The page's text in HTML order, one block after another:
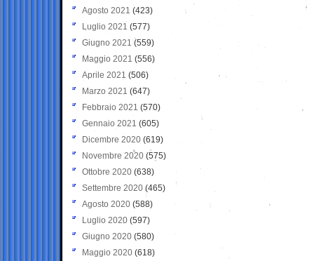
Agosto 2021 (423)
Luglio 2021 (577)
Giugno 2021(559)
Maggio 2021 (556)
Aprile 2021 (506)
Marzo 2021 (647)
Febbraio 2021 (570)
Gennaio 2021 (605)
Dicembre 2020 (619)
Novembre 2020 (575)
Ottobre 2020 (638)
Settembre 2020(465)
Agosto 2020 (588)
Luglio 2020 (597)
Giugno 2020 (580)
Maggio 2020 (618)